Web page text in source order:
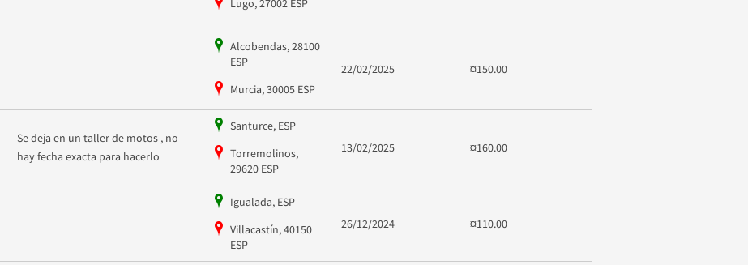
Alcobendas, 28100
ESP
Murcia, 30005 ESP
22/02/2025 ¤150.00
Se deja en un taller de motos , no
hay fecha exacta para hacerlo
Santurce, ESP
Torremolinos,
29620 ESP
13/02/2025 ¤160.00
Igualada, ESP
Villacastín, 40150
ESP
26/12/2024 ¤110.00